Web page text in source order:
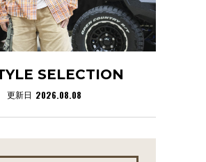
SELECTION
更新日 2026.08.08